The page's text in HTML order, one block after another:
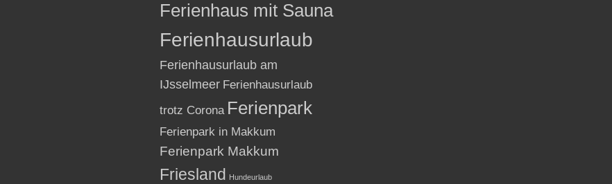
Ferienhaus mit Sauna
Ferienhausurlaub
Ferienhausurlaub am
IJsselmeer Ferienhausurlaub
trotz Corona Ferienpark
Ferienpark in Makkum
Ferienpark Makkum
Friesland Hundeurlaub